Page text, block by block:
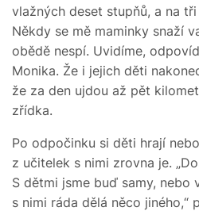
vlažných deset stupňů, a na
Někdy se mě maminky snaží
obědě nespí. Uvidíme,
Monika. Že i jejich děti
že za den ujdou až pět
zřídka.
Po odpočinku si děti hrají
z učitelek s nimi zrovna je.
S dětmi jsme buď samy, nebo
s nimi ráda dělá něco jiného,“